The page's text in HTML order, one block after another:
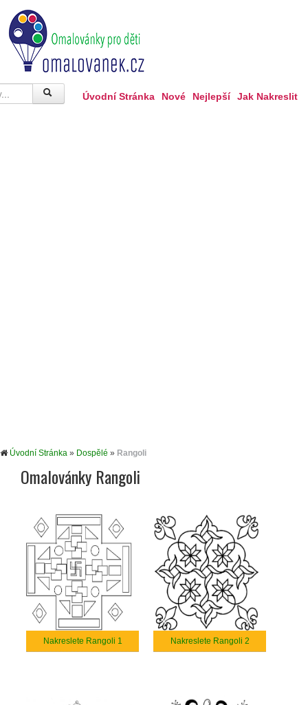
Úvodní Stránka Nové Nejlepší Jak Nakreslit
Úvodní Stránka » Dospělé » Rangoli
Omalovánky Rangoli
Nakreslete Rangoli 1 Nakreslete Rangoli 2